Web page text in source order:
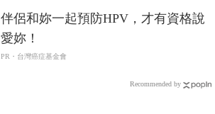
伴侶和妳一起預防HPV，才有資格說
愛妳！
PR・台灣癌症基金會
Recommended by